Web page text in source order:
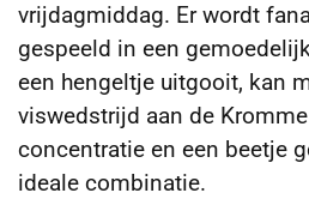
vrijdagmiddag. Er wordt
gespeeld in een
een hengeltje uitgooit, kan
viswedstrijd aan de
concentratie en een beetje
ideale combinatie.